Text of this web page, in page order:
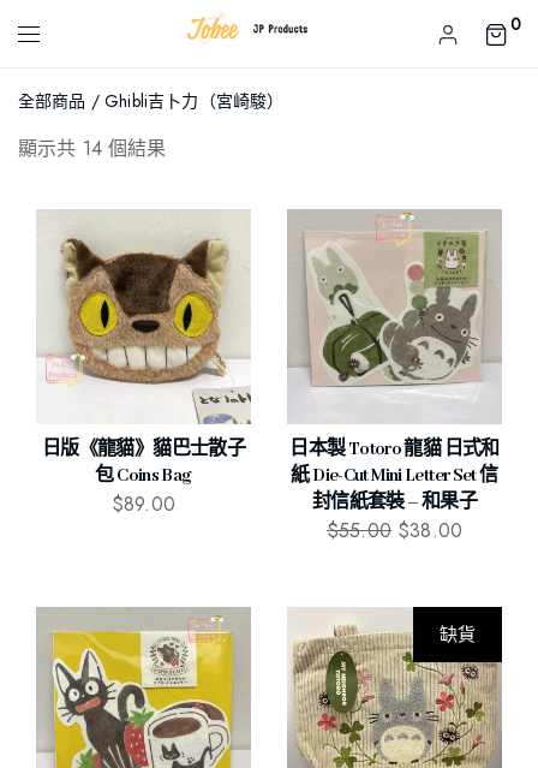
0
全部商品 / Ghibli吉卜力（宮崎駿）
顯示共 14 個結果
日版《龍貓》貓巴士散子
包 Coins Bag
$89.00
日本製 Totoro 龍貓 日式和
紙 Die-Cut Mini Letter Set 信
封信紙套裝 – 和果子
$55.00 $38.00
缺貨